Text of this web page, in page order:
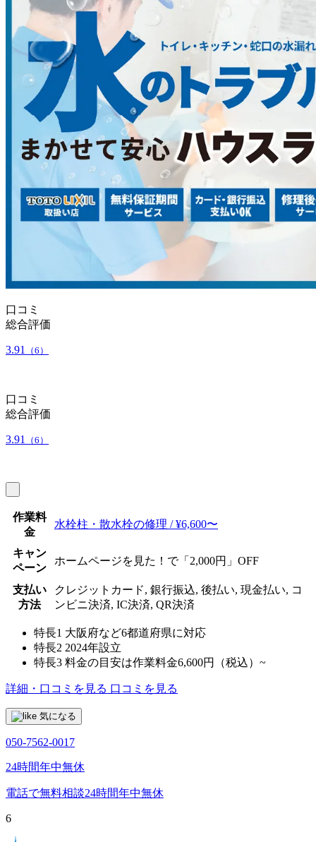
口コミ
総合評価
3.91 （6）
口コミ
総合評価
3.91 （6）
作業料
金
水栓柱・散水栓の修理 / ¥6,600〜
キャン
ペーン
ホームページを見た！で「2,000円」OFF
支払い
方法
クレジットカード, 銀行振込, 後払い, 現金払い, コ
ンビニ決済, IC決済, QR決済
特長1 大阪府など6都道府県に対応
特長2 2024年設立
特長3 料金の目安は作業料金6,600円（税込）~
詳細・口コミを見る 口コミを見る
気になる
050-7562-0017
24時間年中無休
電話で無料相談24時間年中無休
6